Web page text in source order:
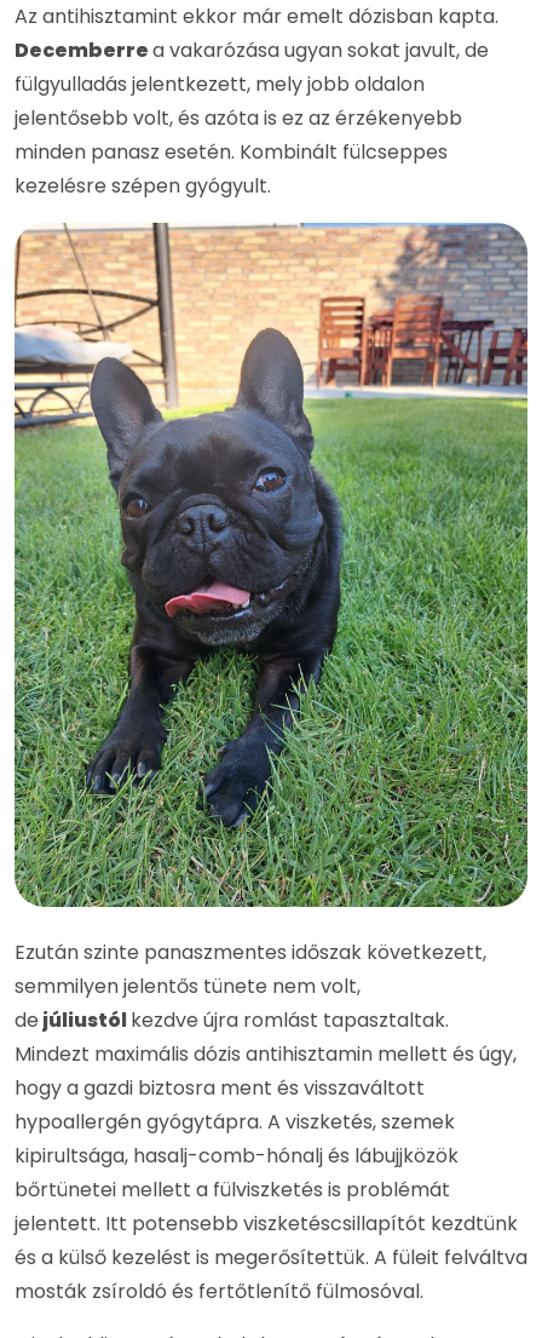
Az antihisztamint ekkor már emelt dózisban kapta.
Decemberrea vakarózása ugyan sokat javult, de
fülgyulladás jelentkezett, mely jobb oldalon
jelentősebb volt, és azóta is ez az érzékenyebb
minden panasz esetén. Kombinált fülcseppes
kezelésre szépen gyógyult.
Ezután szinte panaszmentes időszak következett,
semmilyen jelentős tünete nem volt,
de júliustólkezdve újra romlást tapasztaltak.
Mindezt maximális dózis antihisztamin mellett és úgy,
hogy a gazdi biztosra ment és visszaváltott
hypoallergén gyógytápra. A viszketés, szemek
kipirultsága, hasalj-comb-hónalj és lábujjközök
bőrtünetei mellett a fülviszketés is problémát
jelentett. Itt potensebb viszketéscsillapítót kezdtünk
és a külső kezelést is megerősítettük. A füleit felváltva
mosták zsíroldó és fertőtlenítő fülmosóval.